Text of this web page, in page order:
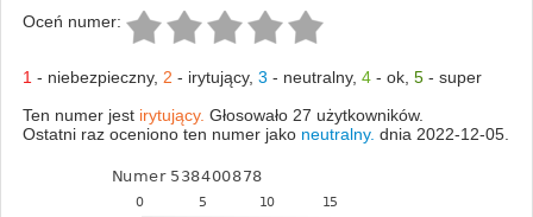
Oceń numer:
1 - niebezpieczny, 2 - irytujący, 3 - neutralny, 4- ok, 5- super
Ten numer jest irytujący. Głosowało 27 użytkowników.
Ostatni raz oceniono ten numer jako neutralny. dnia 2022-12-05.